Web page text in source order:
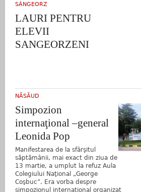
SÂNGEORZ
LAURI PENTRU
ELEVII
SANGEORZENI
NĂSĂUD
Simpozion
internaţional –general
Leonida Pop
Manifestarea de la sfârşitul
săptămânii, mai exact din ziua de
13 martie, a umplut la refuz Aula
Colegiului Naţional „George
Coşbuc”. Era vorba despre
simpozionul internaţional organizat